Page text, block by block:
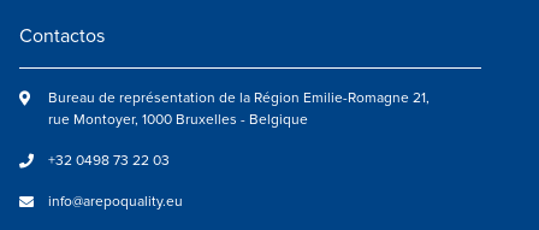
Contactos
Bureau de représentation de la Région Emilie-Romagne 21,
rue Montoyer, 1000 Bruxelles - Belgique
+32 0498 73 22 03
info@arepoquality.eu